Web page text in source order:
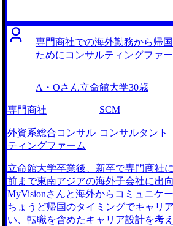
面接を受けるにあたって、上手く話
いう悩みを抱えていました。しかし
ンの面接対策でフィードバックを頂
悩みも気軽に相談できたことで、最
接に臨むことができました。
を明確化することができ、転職活動
各ファームごとの特徴をはじめとす
面接の際にも役立てることができま
張が多かったこともあり、体調を整
まったことがありました。後悔しな
理などは徹底することが重要だと思
650万円、転職後は年収730万円へと
た。
分岐点に関わるような仕事に挑戦し
ていきました。 当初は経営戦略や業
とができるコンサルティングファー
ました。しかしながら、MyVisionさ
点に強く惹かれました。M&A仲介と
の中枢に立ち、様々な業界や企業の
るため、ビジネスマンとしての成長
劣らないと感じました。 大手エージ
の、計2社とお話させていただきまし
ァームに精通したMyVisionさんのお
た。しかし、その中でコンサルタン
示していただいたM&A仲介に強く惹
MyVisionさんを選んだ理由です。面
や志向を読み解き、M&A仲介という
専門商社での海外勤務から帰
ためにコンサルティングファ
A・Oさん立命館大学30歳
専門商社 SCM
外資系総合コンサル
ティングファーム
コンサルタント
立命館大学卒業後、新卒で専門商社
前まで東南アジアの海外子会社に出
MyVisionさんと海外からコミュニケ
ちょうど帰国のタイミングでキャリ
い、転職を含めたキャリア設計を考